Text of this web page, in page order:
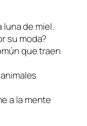
luna de miel.
su moda?
que traen
a la mente